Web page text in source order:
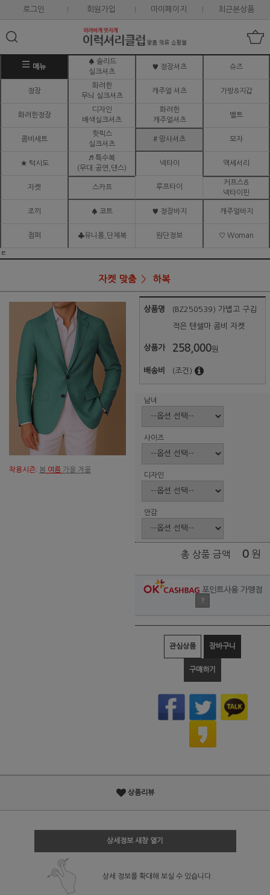
로그인 회원가입 마이페이지 최근본상품
메뉴
♠ 솔리드
실크셔츠
♥ 정장셔츠 슈즈
정장
화려한
무늬 실크셔츠
캐주얼 셔츠 가방&지갑
화려한정장
디자인
배색실크셔츠
화려한
캐주얼셔츠
벨트
콤비세트
핫픽스
실크셔츠
# 망사셔츠 모자
★ 턱시도
♬ 특수복
(무대.공연,댄스)
넥타이 액세서리
자켓 스카프 루프타이
커프스&
넥타이핀
조끼 ♠ 코트 ♥ 정장바지 캐주얼바지
점퍼 ♣유니폼,단체복 원단정보 ♡ Woman
ㅌ
자켓 맞춤 하복
착용시즌: 봄 여름 가을 겨울
상품명 (BZ250539) 가볍고 구김
적은 텐셀마 콤비 자켓
상품가 258,000원
배송비 (조건)
남녀
사이즈
디자인
안감
총 상품 금액 0 원
포인트사용 가맹점
?
관심상품 장바구니
구매하기
상품리뷰
상세정보 새창 열기
상세 정보를 확대해 보실 수 있습니다.